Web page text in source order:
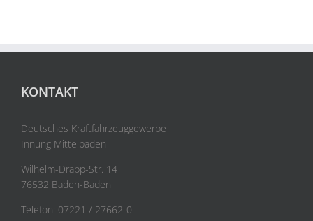
KONTAKT
Deutsches Kraftfahrzeuggewerbe
Innung Mittelbaden
Wilhelm-Drapp-Str. 14
76532 Baden-Baden
Telefon: 07221 / 27662-0